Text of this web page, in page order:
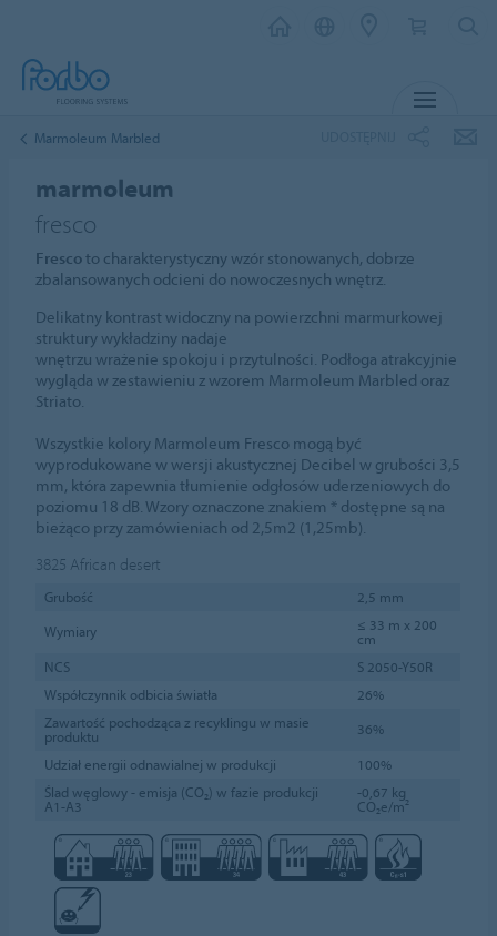
Marmoleum Marbled
marmoleum
fresco
Frescoto charakterystyczny wzór stonowanych, dobrze
zbalansowanych odcieni do nowoczesnych wnętrz.
Delikatny kontrast widoczny na powierzchni marmurkowej
struktury wykładziny nadaje
wnętrzu wrażenie spokoju i przytulności. Podłoga atrakcyjnie
wygląda w zestawieniu z wzorem Marmoleum Marbled oraz
Striato.
Wszystkie kolory Marmoleum Fresco mogą być
wyprodukowane w wersji akustycznej Decibel w grubości 3,5
mm, która zapewnia tłumienie odgłosów uderzeniowych do
poziomu 18 dB. Wzory oznaczone znakiem * dostępne są na
bieżąco przy zamówieniach od 2,5m2 (1,25mb).
3825 African desert
Grubość
2,5 mm
Wymiary
≤ 33 m x 200
cm
NCS
S 2050-Y50R
Współczynnik odbicia światła
26%
Zawartość pochodząca z recyklingu w masie
produktu
36%
Udział energii odnawialnej w produkcji
100%
Ślad węglowy - emisja (CO₂) w fazie produkcji
A1-A3
-0,67 kg
CO₂e/m²